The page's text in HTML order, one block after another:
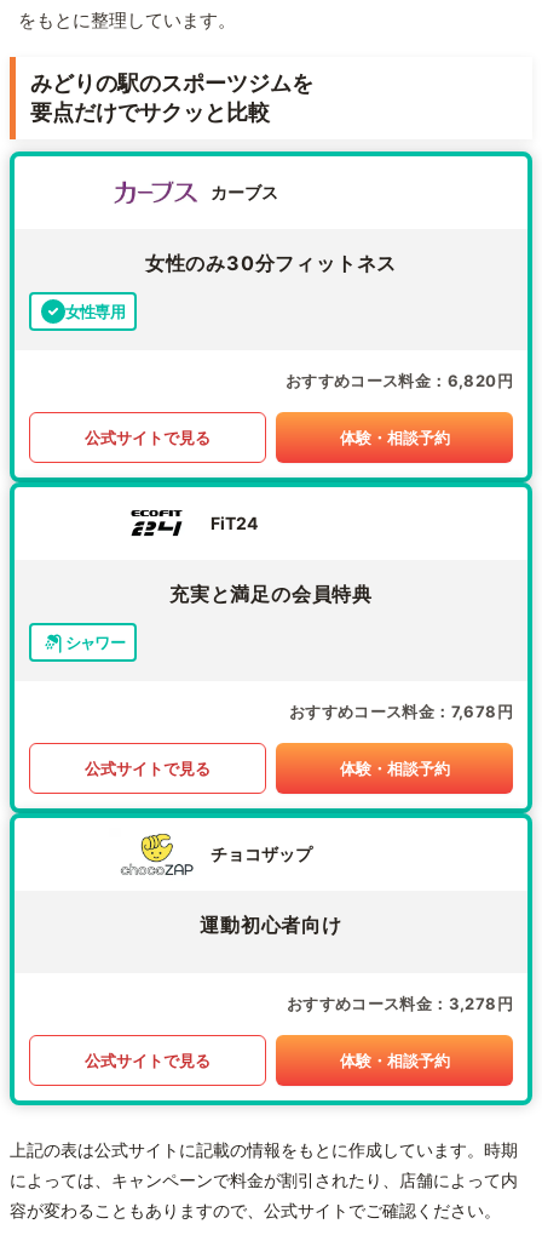
をもとに整理しています。
みどりの駅のスポーツジムを
要点だけでサクッと比較
カーブス
女性のみ30分フィットネス
女性専用
おすすめコース料金 6,820円
公式サイトで見る 体験・相談予約
FiT24
充実と満足の会員特典
シャワー
おすすめコース料金 7,678円
公式サイトで見る 体験・相談予約
チョコザップ
運動初心者向け
おすすめコース料金 3,278円
公式サイトで見る 体験・相談予約
上記の表は公式サイトに記載の情報をもとに作成しています。時期
によっては、キャンペーンで料金が割引されたり、店舗によって内
容が変わることもありますので、公式サイトでご確認ください。